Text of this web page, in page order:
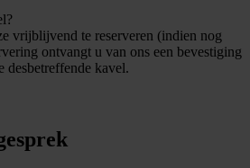
vrijblijvend te reserveren (indien nog
ontvangt u van ons een bevestiging
desbetreffende kavel.